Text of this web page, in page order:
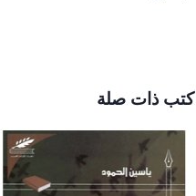
كتب ذات صلة